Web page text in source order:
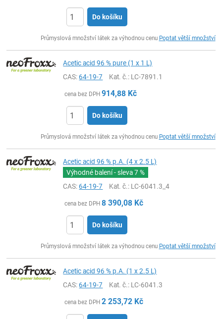
Do košíku
Průmyslová množství látek za výhodnou cenu Poptat větší množství
Acetic acid 96 % pure (1 x 1 L)
CAS:64-19-7 Kat. č.: LC-7891.1
cena bez DPH 914,88 Kč
Do košíku
Průmyslová množství látek za výhodnou cenu Poptat větší množství
Acetic acid 96 % p.A. (4 x 2.5 L)
Výhodné balení - sleva7 %
CAS:64-19-7 Kat. č.: LC-6041.3_4
cena bez DPH 8 390,08 Kč
Do košíku
Průmyslová množství látek za výhodnou cenu Poptat větší množství
Acetic acid 96 % p.A. (1 x 2.5 L)
CAS:64-19-7 Kat. č.: LC-6041.3
cena bez DPH 2 253,72 Kč